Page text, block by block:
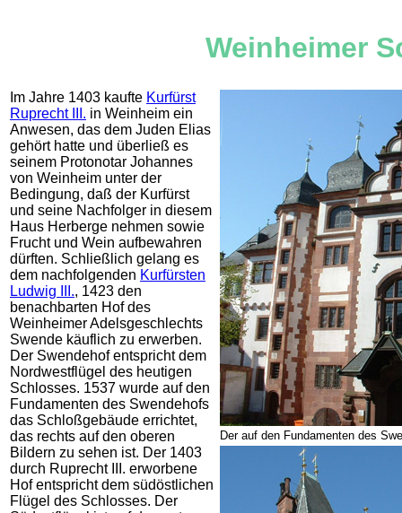
Weinheimer
Im Jahre 1403 kaufte Kurfürst
Ruprecht III. in Weinheim ein
Anwesen, das dem Juden Elias
gehört hatte und überließ es
seinem Protonotar Johannes
von Weinheim unter der
Bedingung, daß der Kurfürst
und seine Nachfolger in diesem
Haus Herberge nehmen sowie
Frucht und Wein aufbewahren
dürften. Schließlich gelang es
dem nachfolgenden Kurfürsten
Ludwig III., 1423 den
benachbarten Hof des
Weinheimer Adelsgeschlechts
Swende käuflich zu erwerben.
Der Swendehof entspricht dem
Nordwestflügel des heutigen
Schlosses. 1537 wurde auf den
Fundamenten des Swendehofs
das Schloßgebäude errichtet,
das rechts auf den oberen
Bildern zu sehen ist. Der 1403
durch Ruprecht III. erworbene
Hof entspricht dem südöstlichen
Flügel des Schlosses. Der
Der auf den Fundamenten des